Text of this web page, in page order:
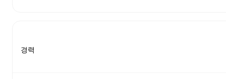
경력